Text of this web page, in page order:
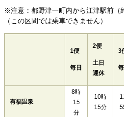
※注意：都野津一町内から江津駅前（
（この区間では乗車できません）
1便
毎日
2便
土日
運休
3
有福温泉
8時
15
分
10時
15分